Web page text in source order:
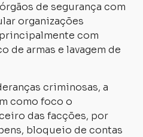
de segurança com
organizações
com
de armas e lavagem de
criminosas, a
como foco o
das facções, por
bloqueio de contas